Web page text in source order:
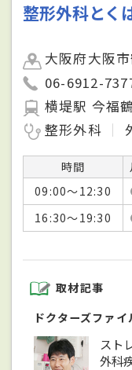
整形外科とく
大阪府大阪
06-6912-
横堤駅 今福
整形外科
時間
09:00～12:30
16:30～19:30
取材記事
ドクターズファイ
スト
外科